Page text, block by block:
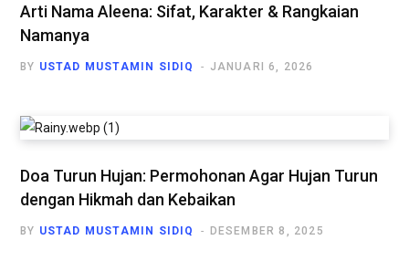
Arti Nama Aleena: Sifat, Karakter & Rangkaian
Namanya
BY USTAD MUSTAMIN SIDIQ JANUARI 6, 2026
Doa Turun Hujan: Permohonan Agar Hujan Turun
dengan Hikmah dan Kebaikan
BY USTAD MUSTAMIN SIDIQ DESEMBER 8, 2025